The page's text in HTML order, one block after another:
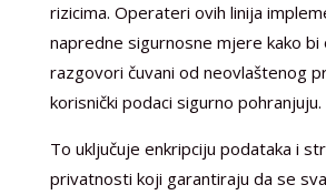
rizicima. Operateri ovih linija
napredne sigurnosne mjere kako bi
razgovori čuvani od neovlaštenog
korisnički podaci sigurno pohranjuju.
To uključuje enkripciju podataka i
privatnosti koji garantiraju da se